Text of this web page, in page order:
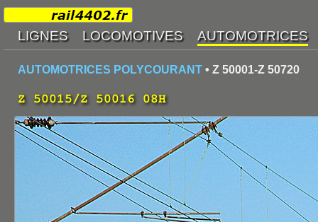
AUTOMOTRICES POLYCOURANT • Z 50001-Z 50720
Z 50015/Z 50016 08H